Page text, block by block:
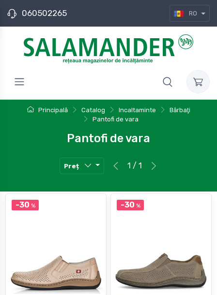
060502265 RO
Principală Catalog Incaltaminte
Bărbaţi
Pantofi de vara
Pantofi de vara
Preț 1 / 1
-30 % -30 %